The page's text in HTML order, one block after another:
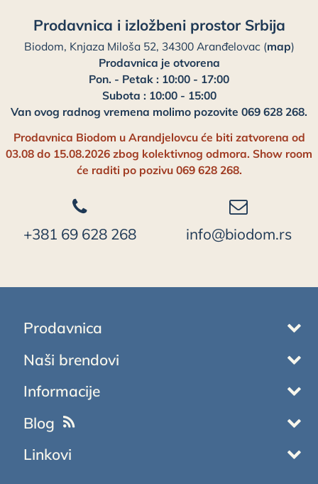
Prodavnica i izložbeni prostor Srbija
Biodom, Knjaza Miloša 52, 34300 Aranđelovac (map)
Prodavnica je otvorena
Pon. - Petak : 10:00 - 17:00
Subota : 10:00 - 15:00
Van ovog radnog vremena molimo pozovite 069 628 268.
Prodavnica Biodom u Arandjelovcu će biti zatvorena od
03.08 do 15.08.2026 zbog kolektivnog odmora. Show room
će raditi po pozivu 069 628 268.
+381 69 628 268 info@biodom.rs
Prodavnica
Naši brendovi
Informacije
Blog
Linkovi